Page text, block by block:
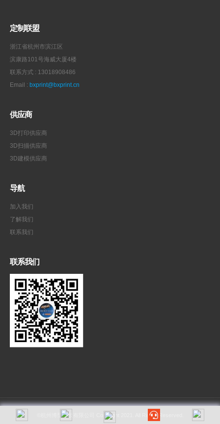
定制联盟
浙江省杭州市滨江区
滨康路101号海威大厦4楼
联系方式 : 13018908486
Email : bxprint@bxprint.cn
供应商
3D打印供应商
3D扫描供应商
3D建模供应商
导航
加入我们
了解我们
联系我们
联系我们
©杭州博型科技有限公司 Copyright 2021. All Rights Reserved.